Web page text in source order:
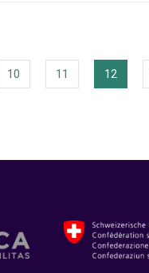
10 11 12